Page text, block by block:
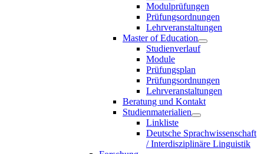
Modulprüfungen
Prüfungsordnungen
Lehrveranstaltungen
Master of Education
Studienverlauf
Module
Prüfungsplan
Prüfungsordnungen
Lehrveranstaltungen
Beratung und Kontakt
Studienmaterialien
Linkliste
Deutsche Sprachwissenschaft
/ Interdisziplinäre Linguistik